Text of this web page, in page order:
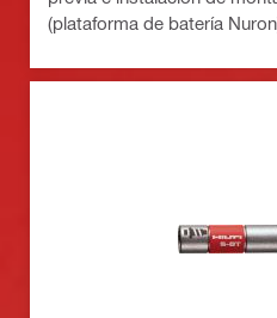
(plataforma de batería